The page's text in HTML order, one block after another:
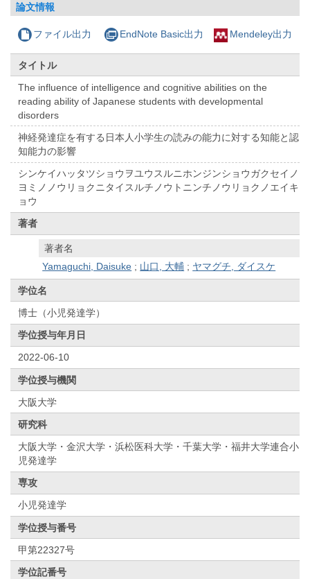
論文情報
ファイル出力 EndNote Basic出力 Mendeley出力
タイトル
The influence of intelligence and cognitive abilities on the
reading ability of Japanese students with developmental
disorders
神経発達症を有する日本人小学生の読みの能力に対する知能と認
知能力の影響
シンケイハッタツショウヲユウスルニホンジンショウガクセイノ
ヨミノノウリョクニタイスルチノウトニンチノウリョクノエイキ
ョウ
著者
著者名
Yamaguchi, Daisuke ; 山口, 大輔 ; ヤマグチ, ダイスケ
学位名
博士（小児発達学）
学位授与年月日
2022-06-10
学位授与機関
大阪大学
研究科
大阪大学・金沢大学・浜松医科大学・千葉大学・福井大学連合小
児発達学
専攻
小児発達学
学位授与番号
甲第22327号
学位記番号